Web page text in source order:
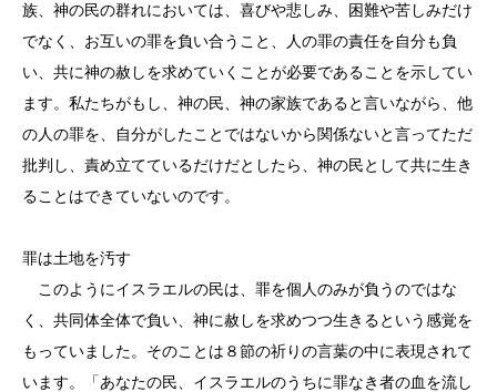
族、神の民の群れにおいては、喜びや悲しみ、困難や苦しみだけ
でなく、お互いの罪を負い合うこと、人の罪の責任を自分も負
い、共に神の赦しを求めていくことが必要であることを示してい
ます。私たちがもし、神の民、神の家族であると言いながら、他
の人の罪を、自分がしたことではないから関係ないと言ってただ
批判し、責め立てているだけだとしたら、神の民として共に生き
ることはできていないのです。
罪は土地を汚す
このようにイスラエルの民は、罪を個人のみが負うのではな
く、共同体全体で負い、神に赦しを求めつつ生きるという感覚を
もっていました。そのことは８節の祈りの言葉の中に表現されて
います。「あなたの民、イスラエルのうちに罪なき者の血を流し